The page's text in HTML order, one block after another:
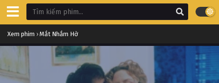
Xem phim › Mắt Nhắm Hờ